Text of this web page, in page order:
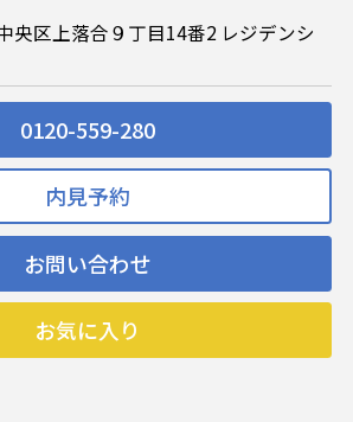
央区上落合９丁目14番2 レジデンシ
0120-559-280
内見予約
お問い合わせ
お気に入り